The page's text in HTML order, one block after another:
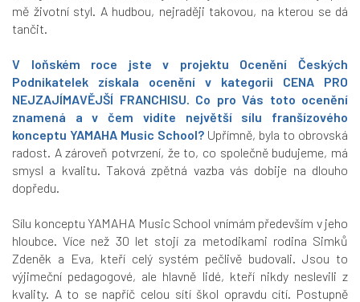
mě životní styl. A hudbou, nejraději takovou, na kterou se dá
tančit.
V loňském roce jste v projektu Ocenění Českých
Podnikatelek získala ocenění v kategorii CENA PRO
NEJZAJÍMAVĚJŠÍ FRANCHISU. Co pro Vás toto ocenění
znamená a v čem vidíte největší sílu franšízového
konceptu YAMAHA Music School? Upřímně, byla to obrovská
radost. A zároveň potvrzení, že to, co společně budujeme, má
smysl a kvalitu. Taková zpětná vazba vás dobije na dlouho
dopředu.
Sílu konceptu YAMAHA Music School vnímám především v jeho
hloubce. Více než 30 let stojí za metodikami rodina Simků
Zdeněk a Eva, kteří celý systém pečlivě budovali. Jsou to
výjimeční pedagogové, ale hlavně lidé, kteří nikdy neslevili z
kvality. A to se napříč celou sítí škol opravdu cítí. Postupně